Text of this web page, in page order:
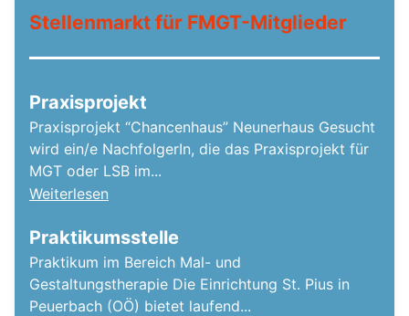
Stellenmarkt für FMGT-Mitglieder
Praxisprojekt
Praxisprojekt “Chancenhaus” Neunerhaus Gesucht
wird ein/e NachfolgerIn, die das Praxisprojekt für
MGT oder LSB im...
Weiterlesen
Praktikumsstelle
Praktikum im Bereich Mal- und
Gestaltungstherapie Die Einrichtung St. Pius in
Peuerbach (OÖ) bietet laufend...